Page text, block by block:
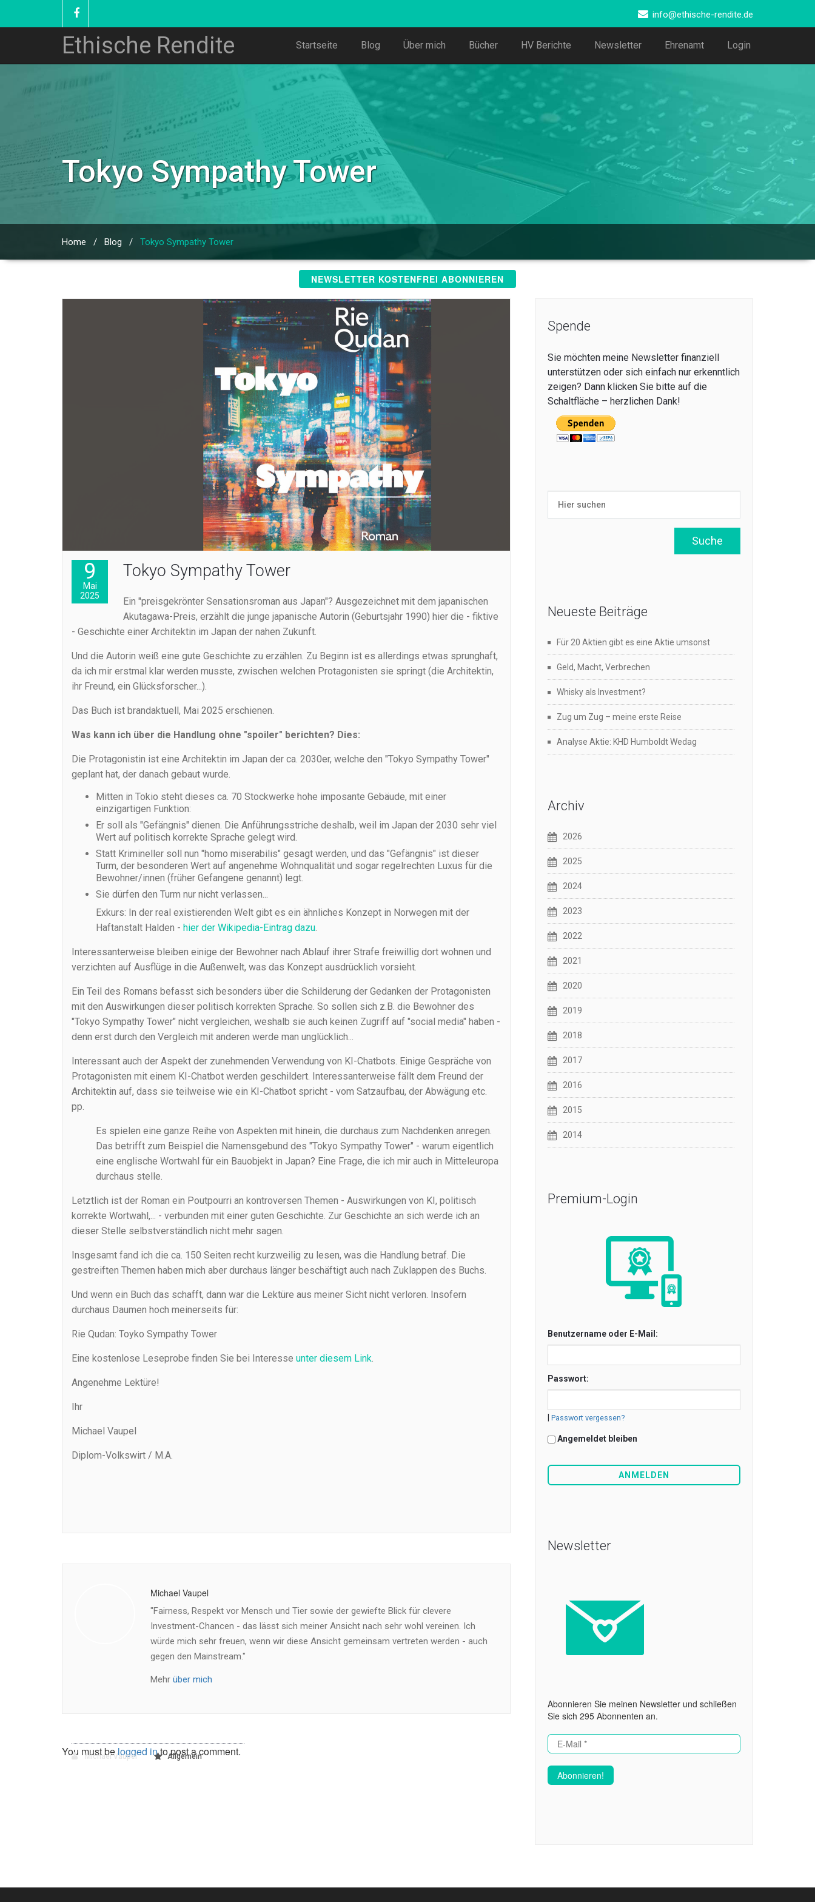
info@ethische-rendite.de
Ethische Rendite Startseite Blog Über mich Bücher HV Berichte Newsletter Ehrenamt Login
Tokyo Sympathy Tower
Home / Blog / Tokyo Sympathy Tower
NEWSLETTER KOSTENFREI ABONNIEREN
9
Mai
2025
Tokyo Sympathy Tower
Ein "preisgekrönter Sensationsroman aus Japan"? Ausgezeichnet mit dem japanischen
Akutagawa-Preis, erzählt die junge japanische Autorin (Geburtsjahr 1990) hier die - fiktive
- Geschichte einer Architektin im Japan der nahen Zukunft.
Und die Autorin weiß eine gute Geschichte zu erzählen. Zu Beginn ist es allerdings etwas sprunghaft,
da ich mir erstmal klar werden musste, zwischen welchen Protagonisten sie springt (die Architektin,
ihr Freund, ein Glücksforscher...).
Das Buch ist brandaktuell, Mai 2025 erschienen.
Was kann ich über die Handlung ohne "spoiler" berichten? Dies:
Die Protagonistin ist eine Architektin im Japan der ca. 2030er, welche den "Tokyo Sympathy Tower"
geplant hat, der danach gebaut wurde.
Mitten in Tokio steht dieses ca. 70 Stockwerke hohe imposante Gebäude, mit einer
einzigartigen Funktion:
Er soll als "Gefängnis" dienen. Die Anführungsstriche deshalb, weil im Japan der 2030 sehr viel
Wert auf politisch korrekte Sprache gelegt wird.
Statt Krimineller soll nun "homo miserabilis" gesagt werden, und das "Gefängnis" ist dieser
Turm, der besonderen Wert auf angenehme Wohnqualität und sogar regelrechten Luxus für die
Bewohner/innen (früher Gefangene genannt) legt.
Sie dürfen den Turm nur nicht verlassen...
Exkurs: In der real existierenden Welt gibt es ein ähnliches Konzept in Norwegen mit der
Haftanstalt Halden - hier der Wikipedia-Eintrag dazu.
Interessanterweise bleiben einige der Bewohner nach Ablauf ihrer Strafe freiwillig dort wohnen und
verzichten auf Ausflüge in die Außenwelt, was das Konzept ausdrücklich vorsieht.
Ein Teil des Romans befasst sich besonders über die Schilderung der Gedanken der Protagonisten
mit den Auswirkungen dieser politisch korrekten Sprache. So sollen sich z.B. die Bewohner des
"Tokyo Sympathy Tower" nicht vergleichen, weshalb sie auch keinen Zugriff auf "social media" haben -
denn erst durch den Vergleich mit anderen werde man unglücklich...
Interessant auch der Aspekt der zunehmenden Verwendung von KI-Chatbots. Einige Gespräche von
Protagonisten mit einem KI-Chatbot werden geschildert. Interessanterweise fällt dem Freund der
Architektin auf, dass sie teilweise wie ein KI-Chatbot spricht - vom Satzaufbau, der Abwägung etc.
pp.
Es spielen eine ganze Reihe von Aspekten mit hinein, die durchaus zum Nachdenken anregen.
Das betrifft zum Beispiel die Namensgebund des "Tokyo Sympathy Tower" - warum eigentlich
eine englische Wortwahl für ein Bauobjekt in Japan? Eine Frage, die ich mir auch in Mitteleuropa
durchaus stelle.
Letztlich ist der Roman ein Poutpourri an kontroversen Themen - Auswirkungen von KI, politisch
korrekte Wortwahl,... - verbunden mit einer guten Geschichte. Zur Geschichte an sich werde ich an
dieser Stelle selbstverständlich nicht mehr sagen.
Insgesamt fand ich die ca. 150 Seiten recht kurzweilig zu lesen, was die Handlung betraf. Die
gestreiften Themen haben mich aber durchaus länger beschäftigt auch nach Zuklappen des Buchs.
Und wenn ein Buch das schafft, dann war die Lektüre aus meiner Sicht nicht verloren. Insofern
durchaus Daumen hoch meinerseits für:
Rie Qudan: Toyko Sympathy Tower
Eine kostenlose Leseprobe finden Sie bei Interesse unter diesem Link.
Angenehme Lektüre!
Ihr
Michael Vaupel
Diplom-Volkswirt / M.A.
Michael Vaupel Allgemein
Michael Vaupel
"Fairness, Respekt vor Mensch und Tier sowie der gewiefte Blick für clevere
Investment-Chancen - das lässt sich meiner Ansicht nach sehr wohl vereinen. Ich
würde mich sehr freuen, wenn wir diese Ansicht gemeinsam vertreten werden - auch
gegen den Mainstream."
Mehr über mich
You must belogged into post a comment.
Spende
Sie möchten meine Newsletter finanziell
unterstützen oder sich einfach nur erkenntlich
zeigen? Dann klicken Sie bitte auf die
Schaltfläche – herzlichen Dank!
Neueste Beiträge
Für 20 Aktien gibt es eine Aktie umsonst
Geld, Macht, Verbrechen
Whisky als Investment?
Zug um Zug – meine erste Reise
Analyse Aktie: KHD Humboldt Wedag
Archiv
2026
2025
2024
2023
2022
2021
2020
2019
2018
2017
2016
2015
2014
Premium-Login
Benutzername oder E-Mail:
Passwort:
Passwort vergessen?
Angemeldet bleiben
Newsletter
Abonnieren Sie meinen Newsletter und schließen
Sie sich 295 Abonnenten an.